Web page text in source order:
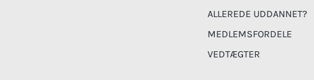
ALLEREDE UDDANNET?
MEDLEMSFORDELE
VEDTÆGTER